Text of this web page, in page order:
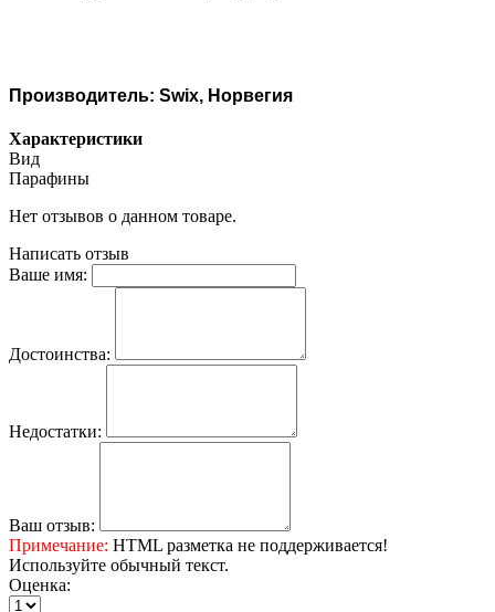
Производитель: Swix, Норвегия
Характеристики
Вид
Парафины
Нет отзывов о данном товаре.
Написать отзыв
Ваше имя:
Достоинства:
Недостатки:
Ваш отзыв:
Примечание: HTML разметка не поддерживается!
Используйте обычный текст.
Оценка: